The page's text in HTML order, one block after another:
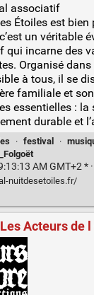
associatif
Étoiles est bien
un véritable
qui incarne des
Organisé
à tous, il se
familiale et
essentielles : la
durable et
· festival ·
AM GMT+2 * ·
nuitdesetoiles.fr/
Acteurs de l